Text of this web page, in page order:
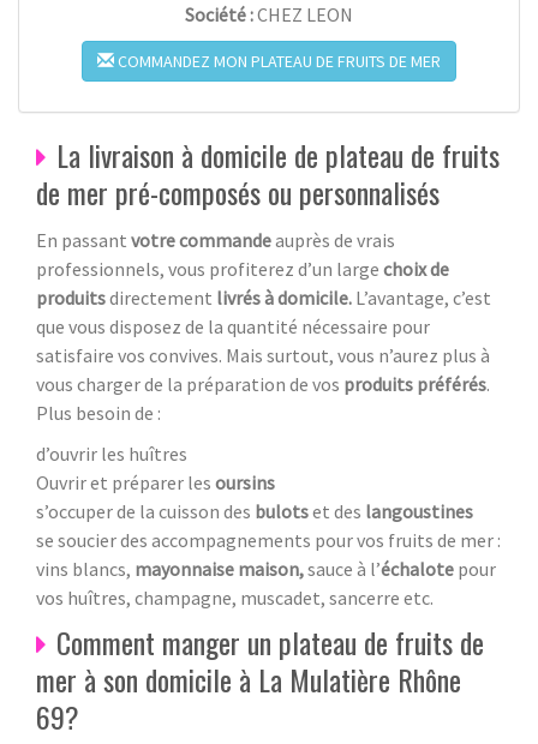
Société :CHEZ LEON
COMMANDEZ MON PLATEAU DE FRUITS DE MER
La livraison à domicile de plateau de fruits
de mer pré-composés ou personnalisés
En passant votre commandeauprès de vrais
professionnels, vous profiterez d’un large choix de
produitsdirectement livrés à domicile. L’avantage, c’est
que vous disposez de la quantité nécessaire pour
satisfaire vos convives. Mais surtout, vous n’aurez plus à
vous charger de la préparation de vos produits préférés.
Plus besoin de :
d’ouvrir les huîtres
Ouvrir et préparer les oursins
s’occuper de la cuisson des bulotset des langoustines
se soucier des accompagnements pour vos fruits de mer :
vins blancs, mayonnaise maison,sauce à l’échalote pour
vos huîtres, champagne, muscadet, sancerre etc.
Comment manger un plateau de fruits de
mer à son domicile à La Mulatière Rhône
69?